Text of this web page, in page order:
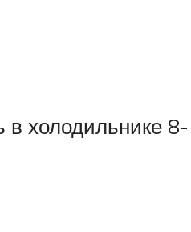
холодильнике